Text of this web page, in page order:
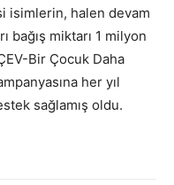
isimlerin, halen devam
bağış miktarı 1 milyon
Bir Çocuk Daha
her yıl
sağlamış oldu.